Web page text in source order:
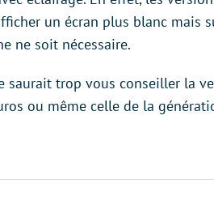
un écran plus blanc mais
ne soit nécessaire.
saurait trop vous conseiller la
ou même celle de la